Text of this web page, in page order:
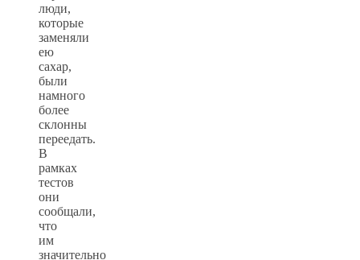
люди,
которые
заменяли
ею
сахар,
были
намного
более
склонны
переедать.
В
рамках
тестов
они
сообщали,
что
им
значительно